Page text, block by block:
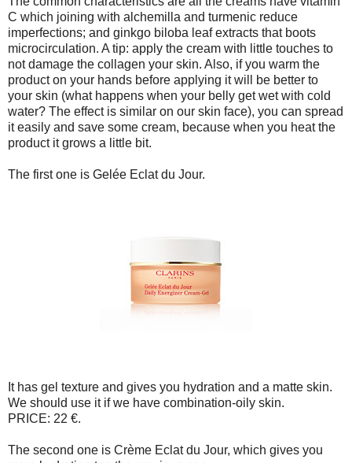
C which joining with alchemilla and turmenic reduce
imperfections; and ginkgo biloba leaf extracts that boots
microcirculation. A tip: apply the cream with little touches to
not damage the collagen your skin. Also, if you warm the
product on your hands before applying it will be better to
your skin (what happens when your belly get wet with cold
water? The effect is similar on our skin face), you can spread
it easily and save some cream, because when you heat the
product it grows a little bit.
The first one is Gelée Eclat du Jour.
It has gel texture and gives you hydration and a matte skin.
We should use it if we have combination-oily skin.
PRICE: 22 €.
The second one is Crème Eclat du Jour, which gives you